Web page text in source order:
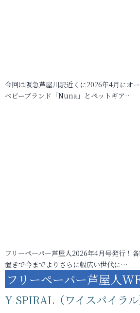
今回は阪急芦屋川駅近くに2026年4月にオ
ベビーブランド「Nuna」とペットギア…
フリーペーパー芦屋人2026年4月号発行！
置きで今までよりさらに幅広い世代に…
フリーペーパー芦屋人
Y-SPIRAL（ワイスパイラル